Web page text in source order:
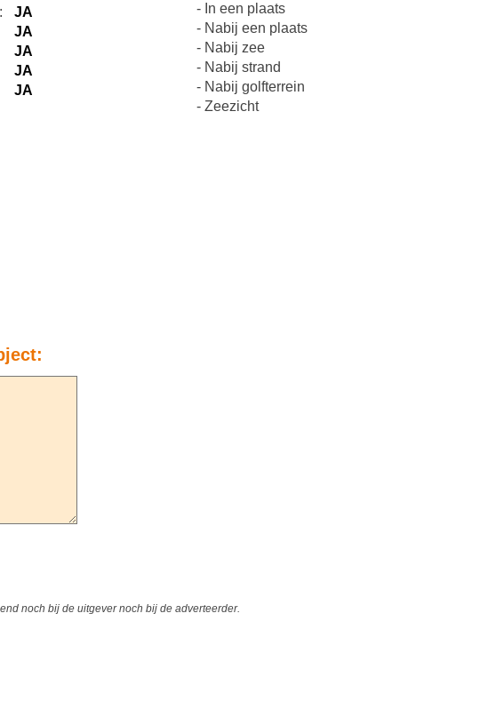
JA
JA
JA
JA
JA
- In een plaats
- Nabij een plaats
- Nabij zee
- Nabij strand
- Nabij golfterrein
- Zeezicht
noch bij de uitgever noch bij de adverteerder.